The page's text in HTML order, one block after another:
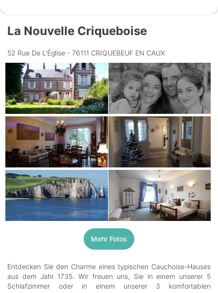
La Nouvelle Criqueboise
52 Rue De L'Église - 76111 CRIQUEBEUF EN CAUX
Mehr Fotos
Entdecken Sie den Charme eines typischen Cauchoise-Hauses
aus dem Jahr 1735. Wir freuen uns, Sie in einem unserer 5
Schlafzimmer oder in einem unserer 3 komfortablen